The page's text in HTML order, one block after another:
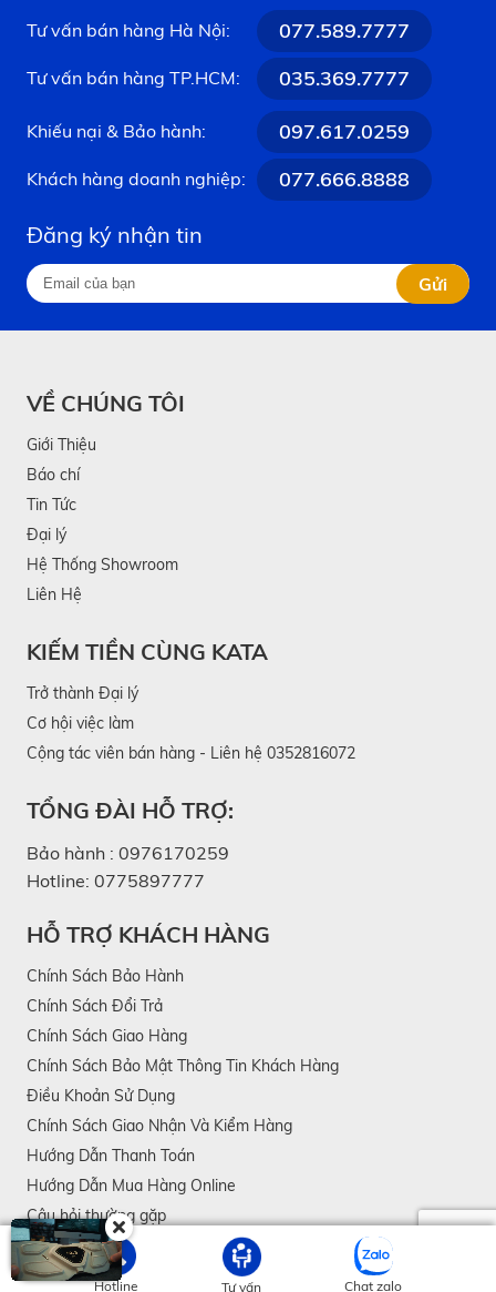
Tư vấn bán hàng Hà Nội: 077.589.7777
Tư vấn bán hàng TP.HCM: 035.369.7777
Khiếu nại & Bảo hành: 097.617.0259
Khách hàng doanh nghiệp: 077.666.8888
Đăng ký nhận tin
Gửi
VỀ CHÚNG TÔI
Giới Thiệu
Báo chí
Tin Tức
Đại lý
Hệ Thống Showroom
Liên Hệ
KIẾM TIỀN CÙNG KATA
Trở thành Đại lý
Cơ hội việc làm
Cộng tác viên bán hàng - Liên hệ 0352816072
TỔNG ĐÀI HỖ TRỢ:
Bảo hành : 0976170259
Hotline: 0775897777
HỖ TRỢ KHÁCH HÀNG
Chính Sách Bảo Hành
Chính Sách Đổi Trả
Chính Sách Giao Hàng
Chính Sách Bảo Mật Thông Tin Khách Hàng
Điều Khoản Sử Dụng
Chính Sách Giao Nhận Và Kiểm Hàng
Hướng Dẫn Thanh Toán
Hướng Dẫn Mua Hàng Online
Câu hỏi thường gặp
THANH TOÁN DỄ DÀNG
Hotline Tư vấn Chat zalo